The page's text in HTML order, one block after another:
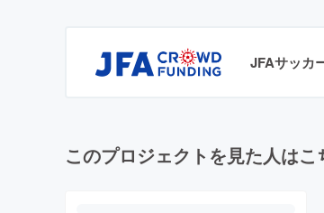
JFAサッカ
このプロジェクトを見た人は